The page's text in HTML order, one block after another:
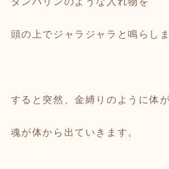
頭の上でジャラジャラと鳴らしま
すると突然、金縛りのように体
魂が体から出ていきます。